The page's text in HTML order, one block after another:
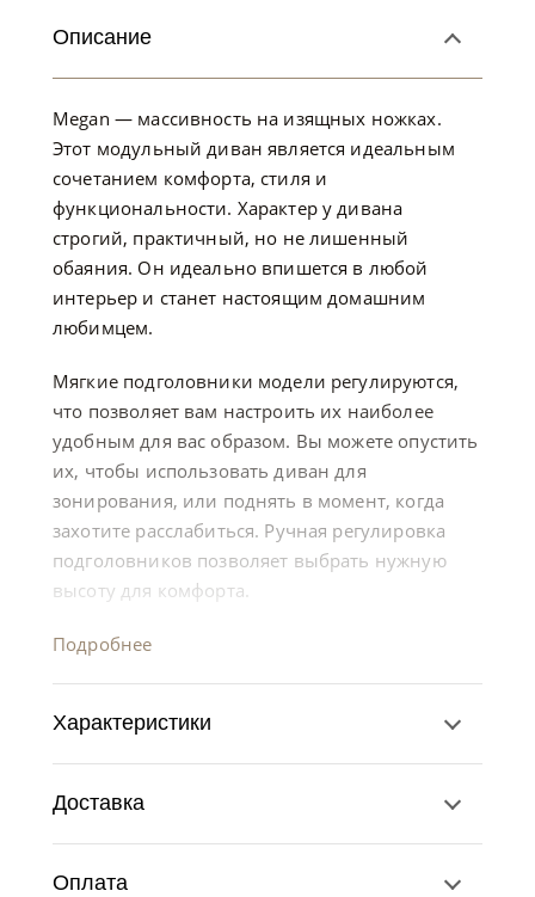
Описание
Megan — массивность на изящных ножках.
Этот модульный диван является идеальным
сочетанием комфорта, стиля и
функциональности. Характер у дивана
строгий, практичный, но не лишенный
обаяния. Он идеально впишется в любой
интерьер и станет настоящим домашним
любимцем.
Мягкие подголовники модели регулируются,
что позволяет вам настроить их наиболее
удобным для вас образом. Вы можете опустить
их, чтобы использовать диван для
зонирования, или поднять в момент, когда
захотите расслабиться. Ручная регулировка
подголовников позволяет выбрать нужную
высоту для комфорта.
Подробнее
Характеристики
Доставка
Оплата